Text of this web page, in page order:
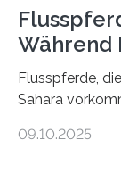
Während
Flusspferde,
Sahara
09.10.2025